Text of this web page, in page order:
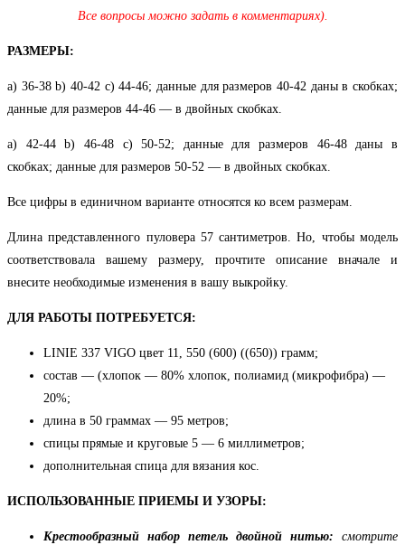
Все вопросы можно задать в комментариях).
РАЗМЕРЫ:
а) 36-38 b) 40-42 c) 44-46; данные для размеров 40-42 даны в скобках;
данные для размеров 44-46 — в двойных скобках.
а) 42-44 b) 46-48 c) 50-52; данные для размеров 46-48 даны в
скобках; данные для размеров 50-52 — в двойных скобках.
Все цифры в единичном варианте относятся ко всем размерам.
Длина представленного пуловера 57 сантиметров. Но, чтобы модель
соответствовала вашему размеру, прочтите описание вначале и
внесите необходимые изменения в вашу выкройку.
ДЛЯ РАБОТЫ ПОТРЕБУЕТСЯ:
LINIE 337 VIGO цвет 11, 550 (600) ((650)) грамм;
состав — (хлопок — 80% хлопок, полиамид (микрофибра) —
20%;
длина в 50 граммах — 95 метров;
спицы прямые и круговые 5 — 6 миллиметров;
дополнительная спица для вязания кос.
ИСПОЛЬЗОВАННЫЕ ПРИЕМЫ И УЗОРЫ:
Крестообразный набор петель двойной нитью:
смотрите